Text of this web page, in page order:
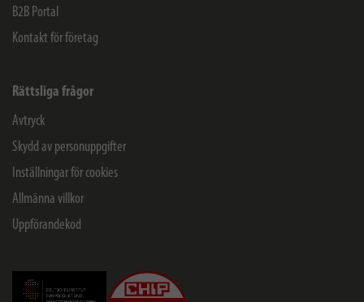
B2B Portal
Kontakt för företag
Rättsliga frågor
Avtryck
Skydd av personuppgifter
Inställningar för cookies
Allmänna villkor
Uppförandekod